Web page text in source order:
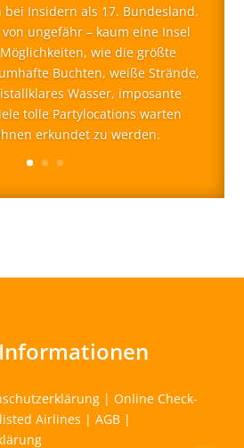
Insidern als 17. Bundesland.
ungefähr – kaum eine Insel
wie die größte
Buchten, weiße Strände,
Wasser, imposante
tolle Partylocations warten
erkundet zu werden.
| Online Check-
Airlines | AGB|